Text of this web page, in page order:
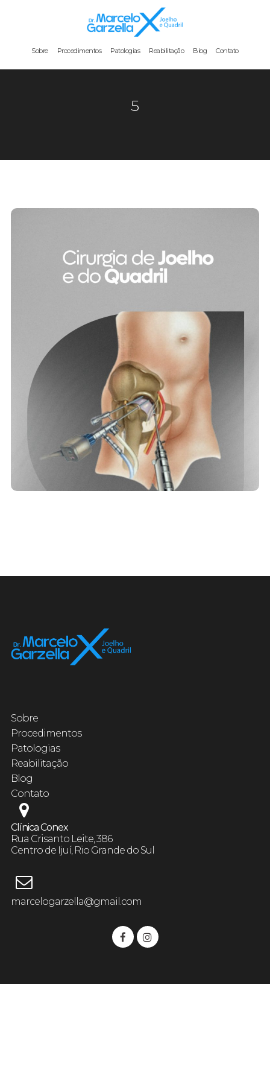
Sobre Procedimentos Patologias Reabilitação Blog Contato
5
Sobre
Procedimentos
Patologias
Reabilitação
Blog
Contato
Clínica Conex
Rua Crisanto Leite, 386
Centro de Ijuí, Rio Grande do Sul
marcelogarzella@gmail.com